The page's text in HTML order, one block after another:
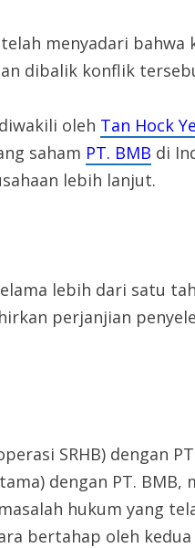
menyadari
dibalik konflik
oleh Tan Hock Ye
saham PT. BMB di
lebih lanjut.
lebih dari satu
perjanjian
SRHB) dengan
dengan PT. BMB,
hukum yang
bertahap oleh